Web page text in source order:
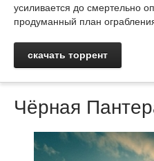
усиливается до смертельно
продуманный план
скачать торрент
Чёрная